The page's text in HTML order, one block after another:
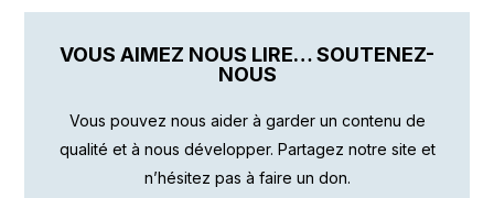
VOUS AIMEZ NOUS LIRE… SOUTENEZ-
NOUS
Vous pouvez nous aider à garder un contenu de
qualité et à nous développer. Partagez notre site et
n’hésitez pas à faire un don.